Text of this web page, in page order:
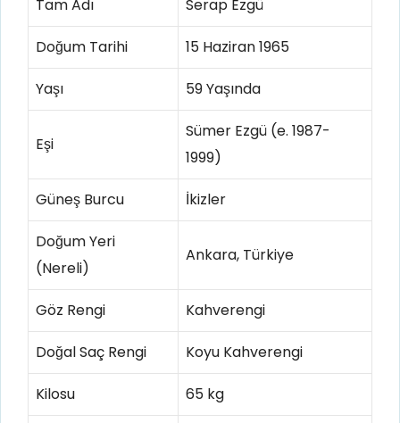
Tam Adı Serap Ezgü
Doğum Tarihi 15 Haziran 1965
Yaşı 59 Yaşında
Eşi
Sümer Ezgü (e. 1987-
1999)
Güneş Burcu İkizler
Doğum Yeri
(Nereli)
Ankara, Türkiye
Göz Rengi Kahverengi
Doğal Saç Rengi Koyu Kahverengi
Kilosu 65 kg